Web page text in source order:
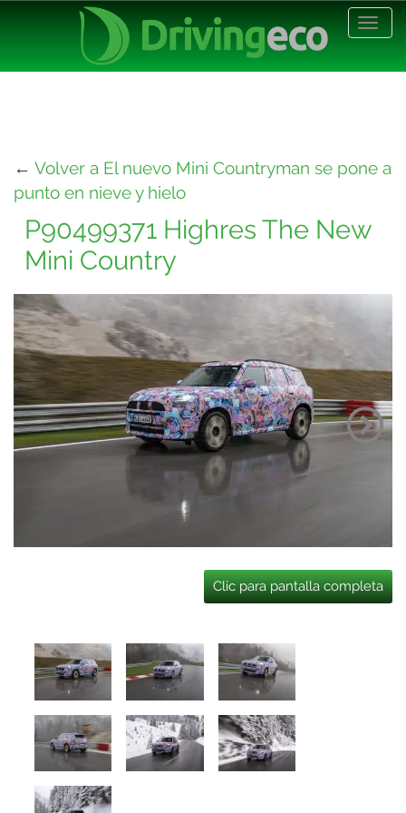
← Volver a El nuevo Mini Countryman se pone a
punto en nieve y hielo
P90499371 Highres The New
Mini Country
Clic para pantalla completa